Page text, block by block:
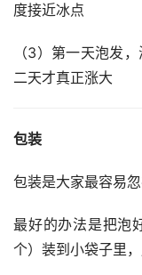
度接近冰点
（3）第一天泡发
二天才真正涨大
包装
包装是大家最容易
最好的办法是把泡
个）装到小袋子里